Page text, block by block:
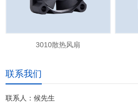
3010散热风扇
联系我们
联系人：候先生